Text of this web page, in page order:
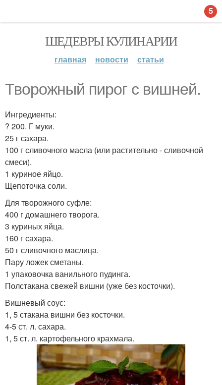
ШЕДЕВРЫ КУЛИНАРИИ
главная новости статьи
Творожный пирог с вишней.
Ингредиенты:
? 200. Г муки.
25 г сахара.
100 г сливочного масла (или растительно - сливочной
смеси).
1 куриное яйцо.
Щепоточка соли.
Для творожного суфле:
400 г домашнего творога.
3 куриных яйца.
160 г сахара.
50 г сливочного маслица.
Пару ложек сметаны.
1 упаковочка ванильного пудинга.
Полстакана свежей вишни (уже без косточки).
Вишневый соус:
1, 5 стакана вишни без косточки.
4-5 ст. л. сахара.
1, 5 ст. л. картофельного крахмала.
5